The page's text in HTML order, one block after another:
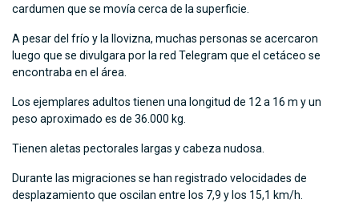
cardumen que se movía cerca de la superficie.
A pesar del frío y la llovizna, muchas personas se acercaron
luego que se divulgara por la red Telegram que el cetáceo se
encontraba en el área.
Los ejemplares adultos tienen una longitud de 12 a 16 m y un
peso aproximado es de 36.000 kg.
Tienen aletas pectorales largas y cabeza nudosa.
Durante las migraciones se han registrado velocidades de
desplazamiento que oscilan entre los 7,9 y los 15,1 km/h.